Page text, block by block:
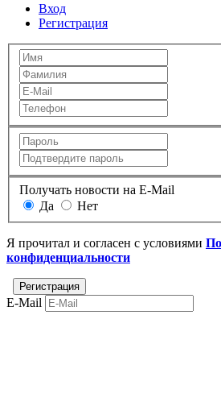
Вход
Регистрация
Получать новости на E-Mail
Да
Нет
Я прочитал и согласен с условиями
конфиденциальности
E-Mail